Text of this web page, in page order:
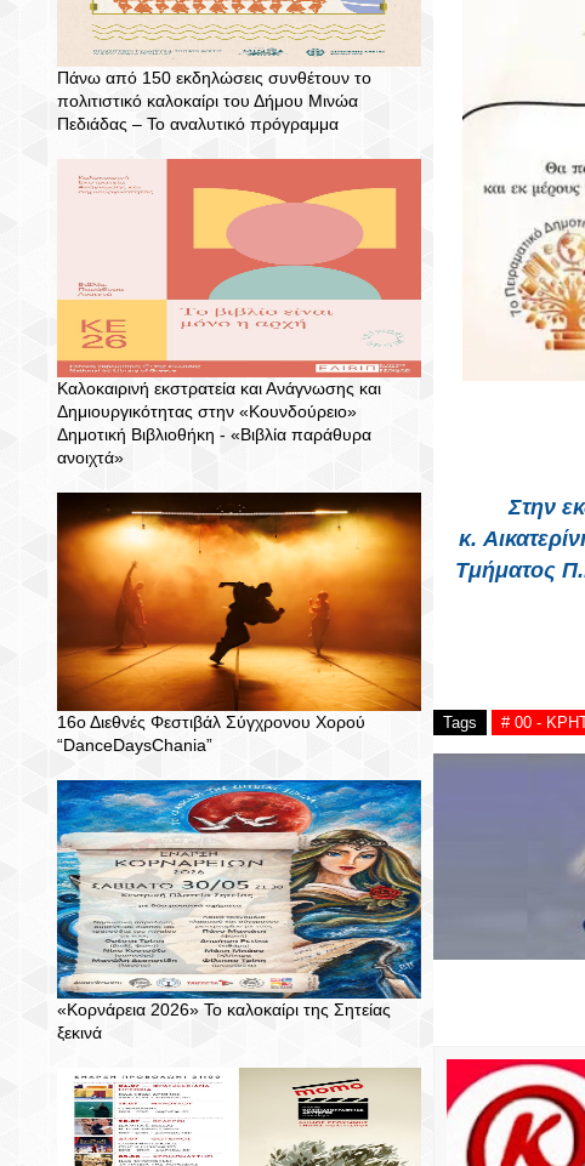
Πάνω από 150 εκδηλώσεις συνθέτουν το
πολιτιστικό καλοκαίρι του Δήμου Μινώα
Πεδιάδας – To αναλυτικό πρόγραμμα
Καλοκαιρινή εκστρατεία και Ανάγνωσης και
Δημιουργικότητας στην «Κουνδούρειο»
Δημοτική Βιβλιοθήκη - «Βιβλία παράθυρα
ανοιχτά»
16ο Διεθνές Φεστιβάλ Σύγχρονου Χορού
“DanceDaysChania”
«Κορνάρεια 2026» Το καλοκαίρι της Σητείας
ξεκινά
Στην
κ.
Τμήματος
Tags # 00 -